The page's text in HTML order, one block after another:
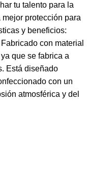
tu talento para la
protección para
y beneficios:
con material
que se fabrica a
Está diseñado
con un
atmosférica y del